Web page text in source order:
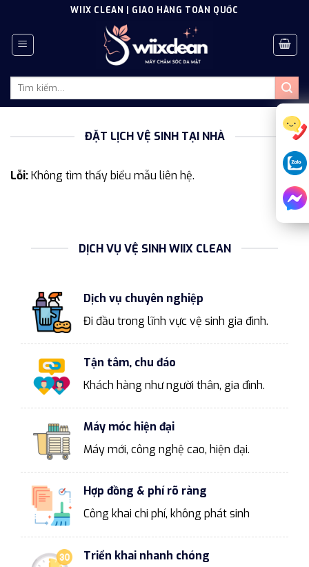
content
WIIX CLEAN | GIAO HÀNG TOÀN QUỐC
Tìm
ĐẶT LỊCH VỆ SINH TẠI NHÀ
Lỗi:Không tìm thấy biểu mẫu liên hệ.
DỊCH VỤ VỆ SINH WIIX CLEAN
Dịch vụ chuyên nghiệp
Đi đầu trong lĩnh vực vệ sinh gia đình.
Tận tâm, chu đáo
Khách hàng như người thân, gia đình.
Máy móc hiện đại
Máy mới, công nghệ cao, hiện đại.
Hợp đồng & phí rõ ràng
Công khai chi phí, không phát sinh
Triển khai nhanh chóng